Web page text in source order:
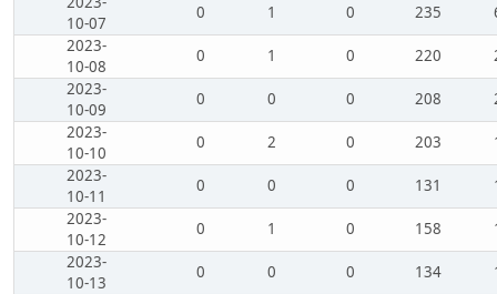
10-07
0 1 0 235
2023-
10-08
0 1 0 220
2023-
10-09
0 0 0 208
2023-
10-10
0 2 0 203
2023-
10-11
0 0 0 131
2023-
10-12
0 1 0 158
2023-
10-13
0 0 0 134